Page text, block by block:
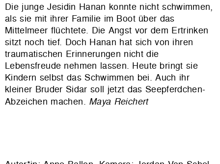
Die junge Jesidin Hanan konnte nicht schwimmen,
als sie mit ihrer Familie im Boot über das
Mittelmeer flüchtete. Die Angst vor dem Ertrinken
sitzt noch tief. Doch Hanan hat sich von ihren
traumatischen Erinnerungen nicht die
Lebensfreude nehmen lassen. Heute bringt sie
Kindern selbst das Schwimmen bei. Auch ihr
kleiner Bruder Sidar soll jetzt das Seepferdchen-
Abzeichen machen. Maya Reichert